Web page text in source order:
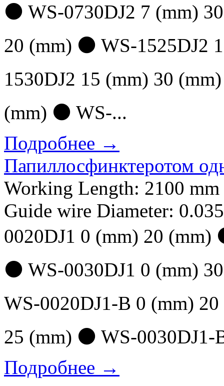
⚫ WS-0730DJ2 7 (mm)
20 (mm) ⚫ WS-1525DJ2
1530DJ2 15 (mm) 30
(mm) ⚫ WS-...
Подробнее →
Папиллосфинктеротом
Working Length: 2100
Guide wire Diameter:
0020DJ1 0 (mm) 20 (mm)
⚫ WS-0030DJ1 0 (mm)
WS-0020DJ1-B 0 (mm)
25 (mm) ⚫ WS-0030DJ1-
Подробнее →